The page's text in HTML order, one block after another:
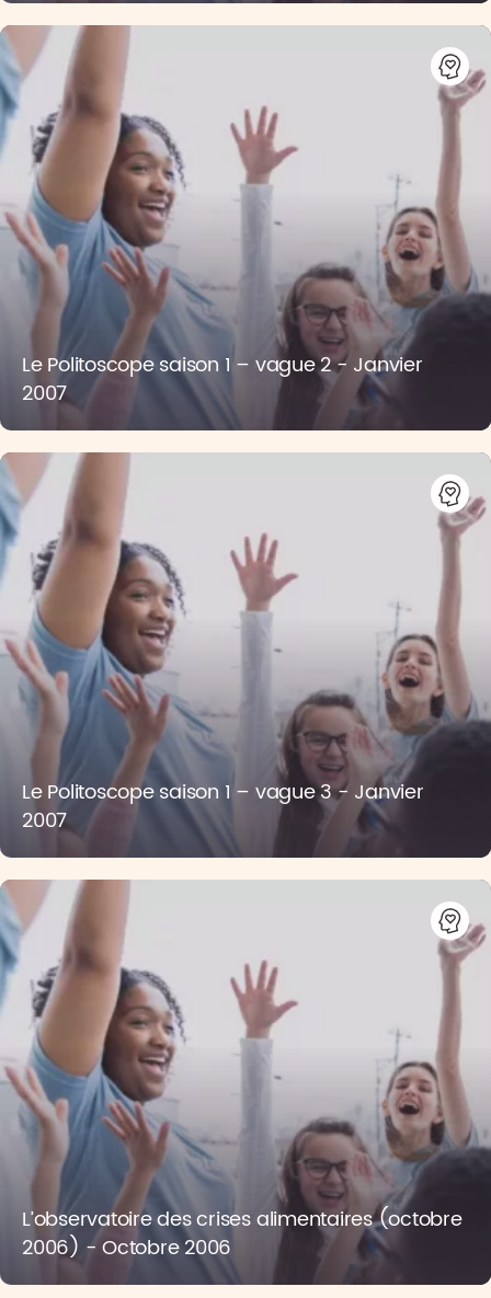
Le Politoscope saison 1 – vague 2 - Janvier
2007
Le Politoscope saison 1 – vague 3 - Janvier
2007
L’observatoire des crises alimentaires (octobre
2006) - Octobre 2006